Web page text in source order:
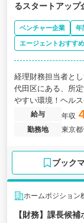
るスタートアップ
ベンチャー企業 年
エージェントおすす
経理財務担当者と
代田区にある、所
やすい環境！ヘル
の効率化・高度化
給与 年収
勤務地
東京
ブック
ホームポジション
【財務】課長候